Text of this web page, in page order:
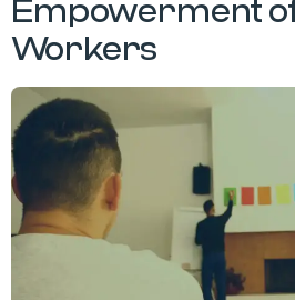
Empowerment
Workers